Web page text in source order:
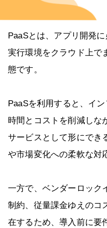
PaaSとは、アプリ開発
実行環境をクラウド上で
態です。
PaaSを利用すると、イ
時間とコストを削減しな
サービスとして形にでき
や市場変化への柔軟な対
一方で、ベンダーロック
制約、従量課金ゆえのコ
在するため、導入前に要